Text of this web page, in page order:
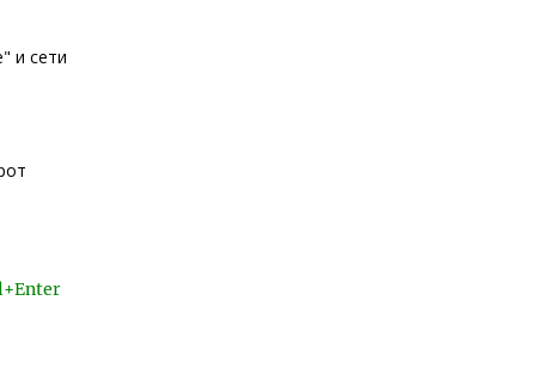
и сети